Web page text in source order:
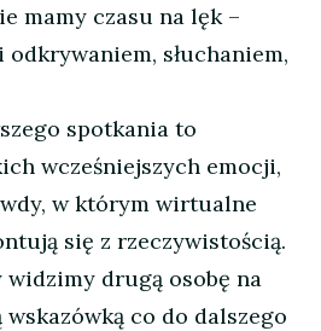
mamy czasu na lęk –
odkrywaniem, słuchaniem,
spotkania to
wcześniejszych emocji,
w którym wirtualne
się z rzeczywistością.
widzimy drugą osobę na
wskazówką co do dalszego